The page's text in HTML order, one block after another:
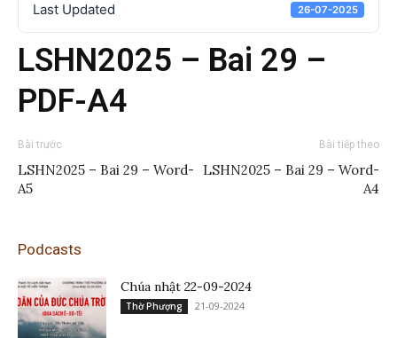
Last Updated 26-07-2025
LSHN2025 – Bai 29 –
PDF-A4
Bài trước
LSHN2025 – Bai 29 – Word-
A5
Bài tiếp theo
LSHN2025 – Bai 29 – Word-
A4
Podcasts
Chúa nhật 22-09-2024
Thờ Phượng 21-09-2024